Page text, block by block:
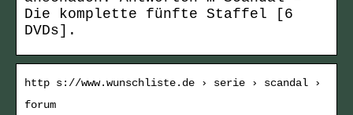
Die komplette fünfte Staffel [6
DVDs].
http s://www.wunschliste.de › serie › scandal ›
forum